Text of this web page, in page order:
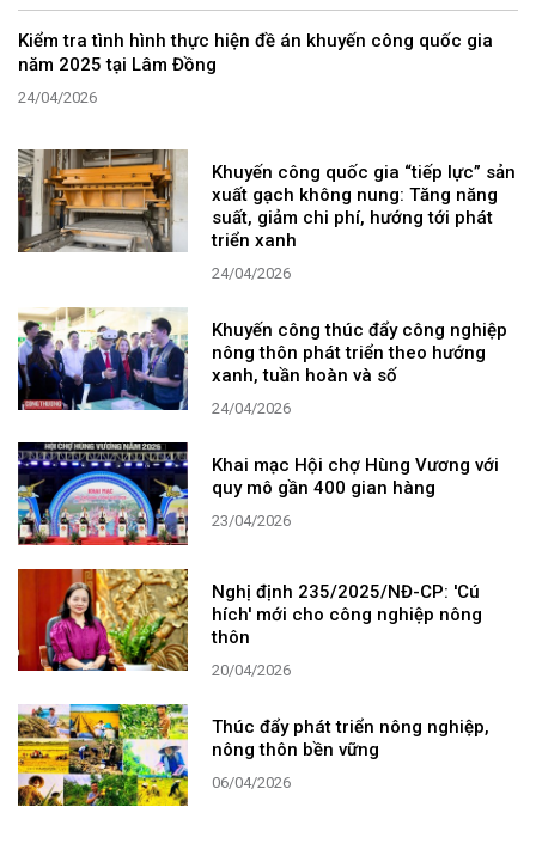
Kiểm tra tình hình thực hiện đề án khuyến công quốc gia
năm 2025 tại Lâm Đồng
24/04/2026
Khuyến công quốc gia “tiếp lực” sản
xuất gạch không nung: Tăng năng
suất, giảm chi phí, hướng tới phát
triển xanh
24/04/2026
Khuyến công thúc đẩy công nghiệp
nông thôn phát triển theo hướng
xanh, tuần hoàn và số
24/04/2026
Khai mạc Hội chợ Hùng Vương với
quy mô gần 400 gian hàng
23/04/2026
Nghị định 235/2025/NĐ-CP: 'Cú
hích' mới cho công nghiệp nông
thôn
20/04/2026
Thúc đẩy phát triển nông nghiệp,
nông thôn bền vững
06/04/2026